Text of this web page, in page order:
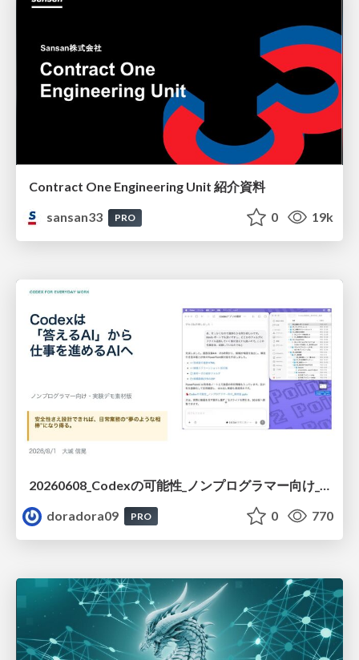
Contract One Engineering Unit 紹介資料
sansan33
PRO 0 19k
doradora09
PRO 0 770